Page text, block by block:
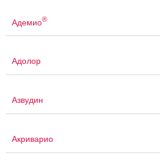
Адемио®
Адолор
Азвудин
Акриварио